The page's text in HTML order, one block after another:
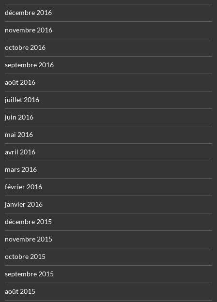
décembre 2016
novembre 2016
octobre 2016
septembre 2016
août 2016
juillet 2016
juin 2016
mai 2016
avril 2016
mars 2016
février 2016
janvier 2016
décembre 2015
novembre 2015
octobre 2015
septembre 2015
août 2015